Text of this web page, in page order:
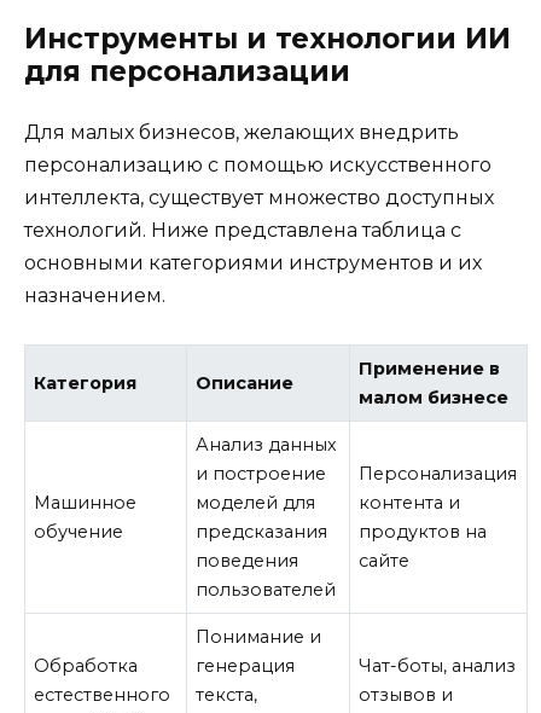
Инструменты и технологии ИИ
для персонализации
Для малых бизнесов, желающих внедрить
персонализацию с помощью искусственного
интеллекта, существует множество доступных
технологий. Ниже представлена таблица с
основными категориями инструментов и их
назначением.
Категория Описание
Применение в
малом бизнесе
Машинное
обучение
Анализ данных
и построение
моделей для
предсказания
поведения
пользователей
Персонализация
контента и
продуктов на
сайте
Обработка
естественного
Понимание и
генерация
текста,
Чат-боты, анализ
отзывов и